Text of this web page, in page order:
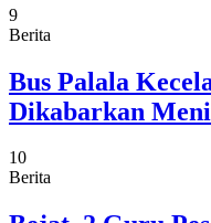
9
Berita
Bus Palala
Dikabarkan
10
Berita